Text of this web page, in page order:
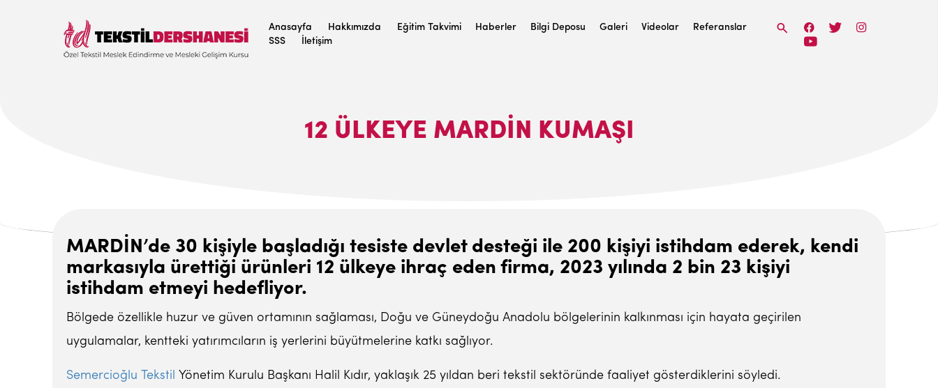
Anasayfa Hakkımızda Eğitim Takvimi Haberler Bilgi Deposu Galeri Videolar
Referanslar
SSS
İletişim
12 ÜLKEYE MARDIN KUMAŞI
MARDİN’de 30 kişiyle başladığı tesiste devlet desteği ile 200 kişiyi istihdam ederek, kendi
markasıyla ürettiği ürünleri 12 ülkeye ihraç eden firma, 2023 yılında 2 bin 23 kişiyi
istihdam etmeyi hedefliyor.
Bölgede özellikle huzur ve güven ortamının sağlaması, Doğu ve Güneydoğu Anadolu bölgelerinin kalkınması için hayata geçirilen
uygulamalar, kentteki yatırımcıların iş yerlerini büyütmelerine katkı sağlıyor.
Semercioğlu Tekstil Yönetim Kurulu Başkanı Halil Kıdır, yaklaşık 25 yıldan beri tekstil sektöründe faaliyet gösterdiklerini söyledi.